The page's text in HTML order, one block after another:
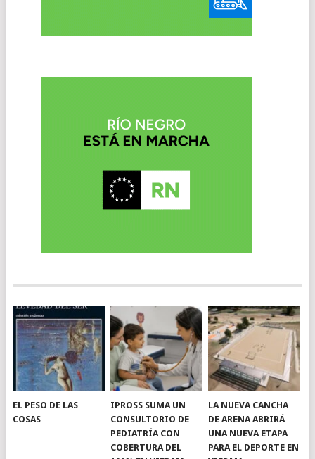
EL PESO DE LAS
COSAS
IPROSS SUMA UN
CONSULTORIO DE
PEDIATRÍA CON
COBERTURA DEL
LA NUEVA CANCHA
DE ARENA ABRIRÁ
UNA NUEVA ETAPA
PARA EL DEPORTE EN